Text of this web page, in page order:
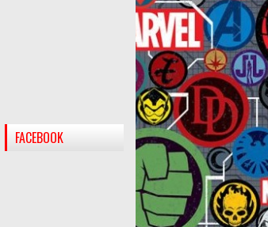
FACEBOOK